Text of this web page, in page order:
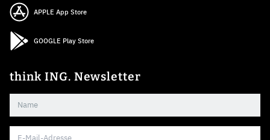
APPLE App Store
GOOGLE Play Store
think ING. Newsletter